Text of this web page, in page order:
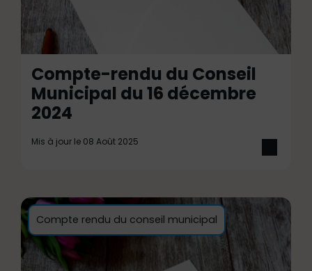
Compte-rendu du Conseil
Municipal du 16 décembre
2024
Mis à jour le 08 Août 2025
Compte rendu du conseil municipal